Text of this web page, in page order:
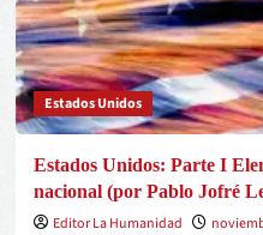
Estados Unidos
Estados Unidos: Parte I
nacional (por Pablo Jofré
Editor La Humanidad